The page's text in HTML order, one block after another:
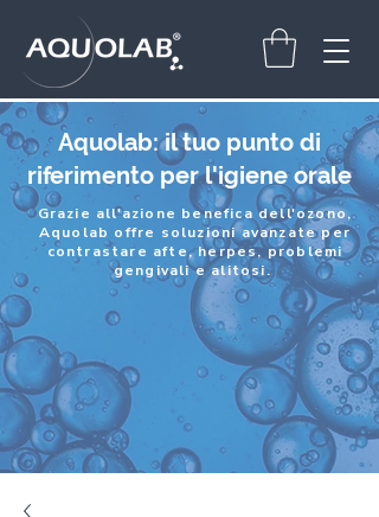
Aquolab: il tuo punto di
riferimento per l'igiene orale
Grazie all'azione benefica dell'ozono,
Aquolab offre soluzioni avanzate per
contrastare afte, herpes, problemi
gengivali e alitosi.